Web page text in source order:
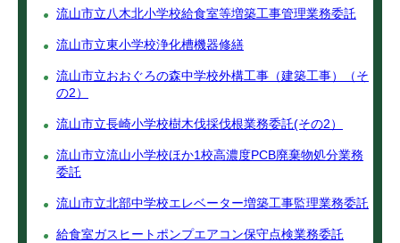
流山市立八木北小学校給食室等増築工事管理業務委託
流山市立東小学校浄化槽機器修繕
流山市立おおぐろの森中学校外構工事（建築工事）（そ
の2）
流山市立長崎小学校樹木伐採伐根業務委託(その2）
流山市立流山小学校ほか1校高濃度PCB廃棄物処分業務
委託
流山市立北部中学校エレベーター増築工事監理業務委託
給食室ガスヒートポンプエアコン保守点検業務委託